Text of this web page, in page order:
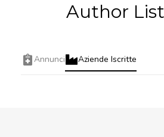
Author
Annunci Aziende Iscritte